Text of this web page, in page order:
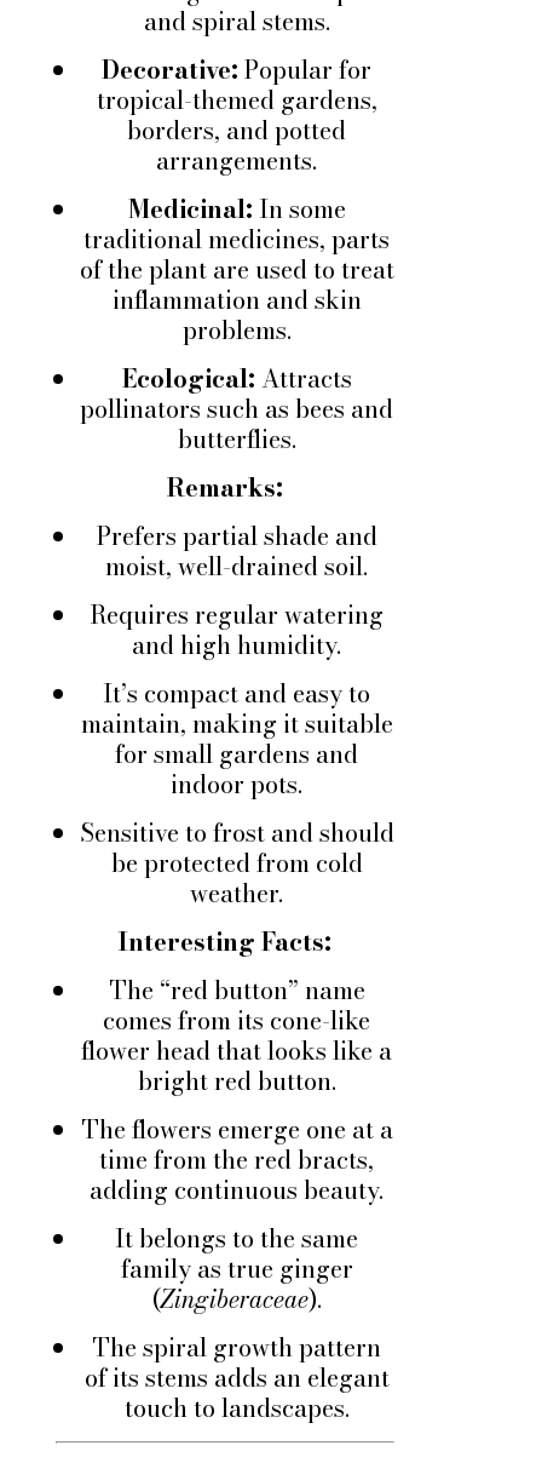
and spiral stems.
Decorative:Popular for
tropical-themed gardens,
borders, and potted
arrangements.
Medicinal: In some
traditional medicines, parts
of the plant are used to treat
inflammation and skin
problems.
Ecological:Attracts
pollinators such as bees and
butterflies.
Remarks:
Prefers partial shade and
moist, well-drained soil.
Requires regular watering
and high humidity.
It’s compact and easy to
maintain, making it suitable
for small gardens and
indoor pots.
Sensitive to frost and should
be protected from cold
weather.
Interesting Facts:
The “red button” name
comes from its cone-like
flower head that looks like a
bright red button.
The flowers emerge one at a
time from the red bracts,
adding continuous beauty.
It belongs to the same
family as true ginger
(Zingiberaceae).
The spiral growth pattern
of its stems adds an elegant
touch to landscapes.